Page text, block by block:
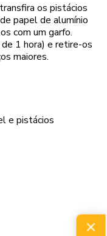
os pistácios
papel de alumínio
com um garfo.
1 hora) e retire-os
maiores.
e pistácios